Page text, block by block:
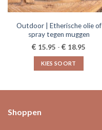
Outdoor | Etherische olie of
spray tegen muggen
€ 15.95 - € 18.95
KIES SOORT
Shoppen